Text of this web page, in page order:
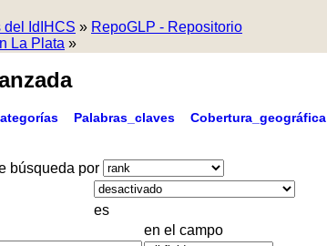
IdIHCS » RepoGLP - Repositorio
La Plata »
Palabras_claves Cobertura_geográfica
búsqueda por
es
en el campo